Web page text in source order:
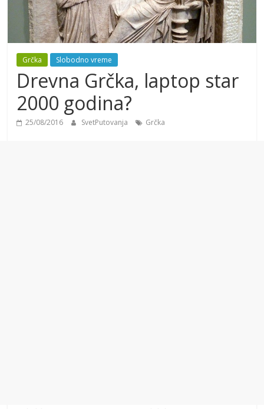
Grčka Slobodno vreme
Drevna Grčka, laptop star
2000 godina?
25/08/2016 SvetPutovanja Grčka